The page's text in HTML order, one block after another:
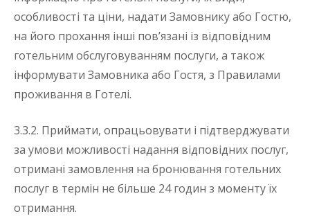
особливості та ціни, надати Замовнику або Гостю,
на його прохання інші пов’язані із відповідним
готельним обслуговуванням послуги, а також
інформувати Замовника або Гостя, з Правилами
проживання в Готелі.
3.3.2. Приймати, опрацьовувати і підтверджувати
за умови можливості надання відповідних послуг,
отримані замовлення на бронювання готельних
послуг в термін не більше 24 годин з моменту їх
отримання.